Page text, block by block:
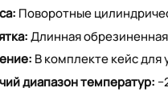
Поворотные
Длинная
В комплекте кейс для
диапазон температур: